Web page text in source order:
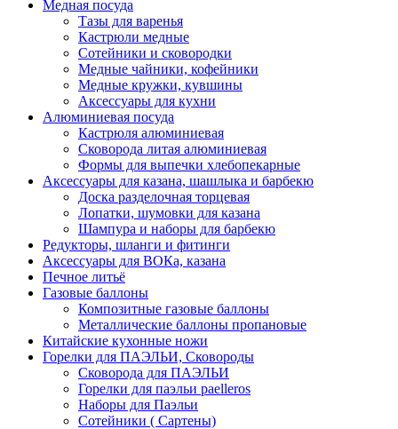
Медная посуда
Тазы для варенья
Кастрюли медные
Сотейники и сковородки
Медные чайники, кофейники
Медные кружки, кувшины
Аксессуары для кухни
Алюминиевая посуда
Кастрюля алюминиевая
Сковорода литая алюминиевая
Формы для выпечки хлебопекарные
Аксессуары для казана, шашлыка и барбекю
Доска разделочная торцевая
Лопатки, шумовки для казана
Шампура и наборы для барбекю
Редукторы, шланги и фитинги
Аксессуары для ВОКа, казана
Печное литьё
Газовые баллоны
Композитные газовые баллоны
Металлические баллоны пропановые
Китайские кухонные ножи
Горелки для ПАЭЛЬИ, Сковороды
Сковорода для ПАЭЛЬИ
Горелки для паэльи paelleros
Наборы для Паэльи
Сотейники ( Сартены)